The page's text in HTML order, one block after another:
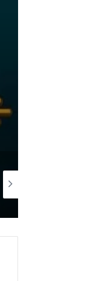
هيئة السجون تنفي تدهور الحالة الصحية لبعض المساجين